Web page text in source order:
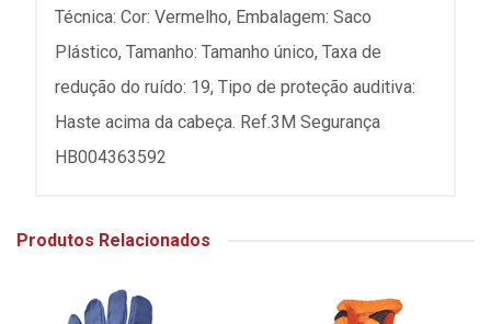
Técnica: Cor: Vermelho, Embalagem: Saco
Plástico, Tamanho: Tamanho único, Taxa de
redução do ruído: 19, Tipo de proteção auditiva:
Haste acima da cabeça. Ref.3M Segurança
HB004363592
Produtos Relacionados